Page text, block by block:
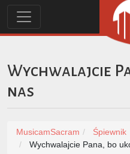
Wychwalajcie
nas
MusicamSacram
Śpiewnik
Wychwalajcie Pana, bo